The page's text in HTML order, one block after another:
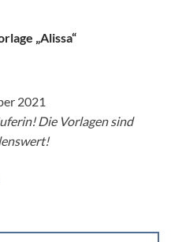
„Alissa“
2021
Die Vorlagen sind